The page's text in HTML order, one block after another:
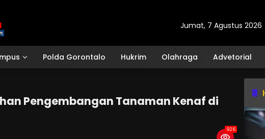
Jumat, 7 Agustus 2026
Polda Gorontalo Hukrim Olahraga Advetorial
Pengembangan Tanaman Kenaf di
926